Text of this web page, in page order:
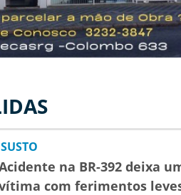
SUSTO
na BR-392 deixa
com ferimentos